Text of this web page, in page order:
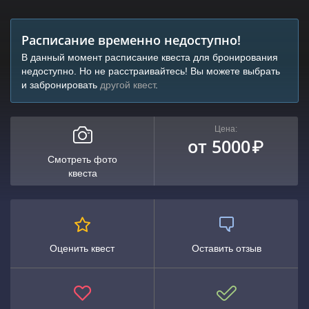
Расписание временно недоступно!
В данный момент расписание квеста для бронирования
недоступно. Но не расстраивайтесь! Вы можете выбрать
и забронировать другой квест.
Смотреть фото
квеста
Цена:
от 5000₽
Оценить квест Оставить отзыв